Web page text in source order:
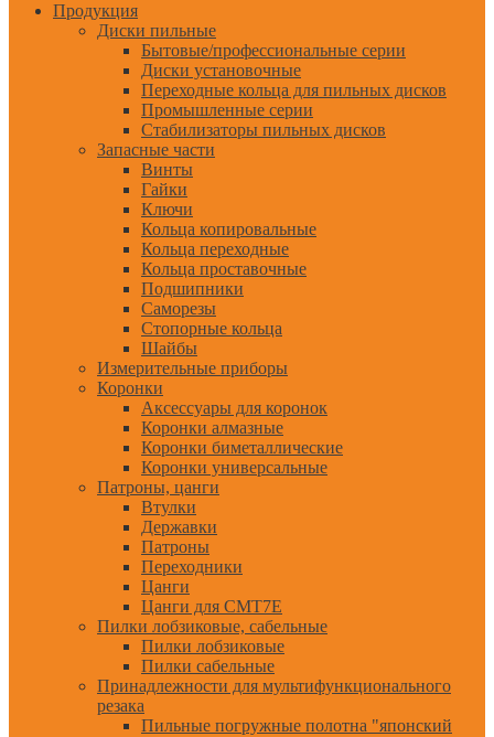
Продукция
Диски пильные
Бытовые/профессиональные серии
Диски установочные
Переходные кольца для пильных дисков
Промышленные серии
Стабилизаторы пильных дисков
Запасные части
Винты
Гайки
Ключи
Кольца копировальные
Кольца переходные
Кольца проставочные
Подшипники
Саморезы
Стопорные кольца
Шайбы
Измерительные приборы
Коронки
Аксессуары для коронок
Коронки алмазные
Коронки биметаллические
Коронки универсальные
Патроны, цанги
Втулки
Державки
Патроны
Переходники
Цанги
Цанги для CMT7E
Пилки лобзиковые, сабельные
Пилки лобзиковые
Пилки сабельные
Принадлежности для мультифункционального
резака
Пильные погружные полотна "японский